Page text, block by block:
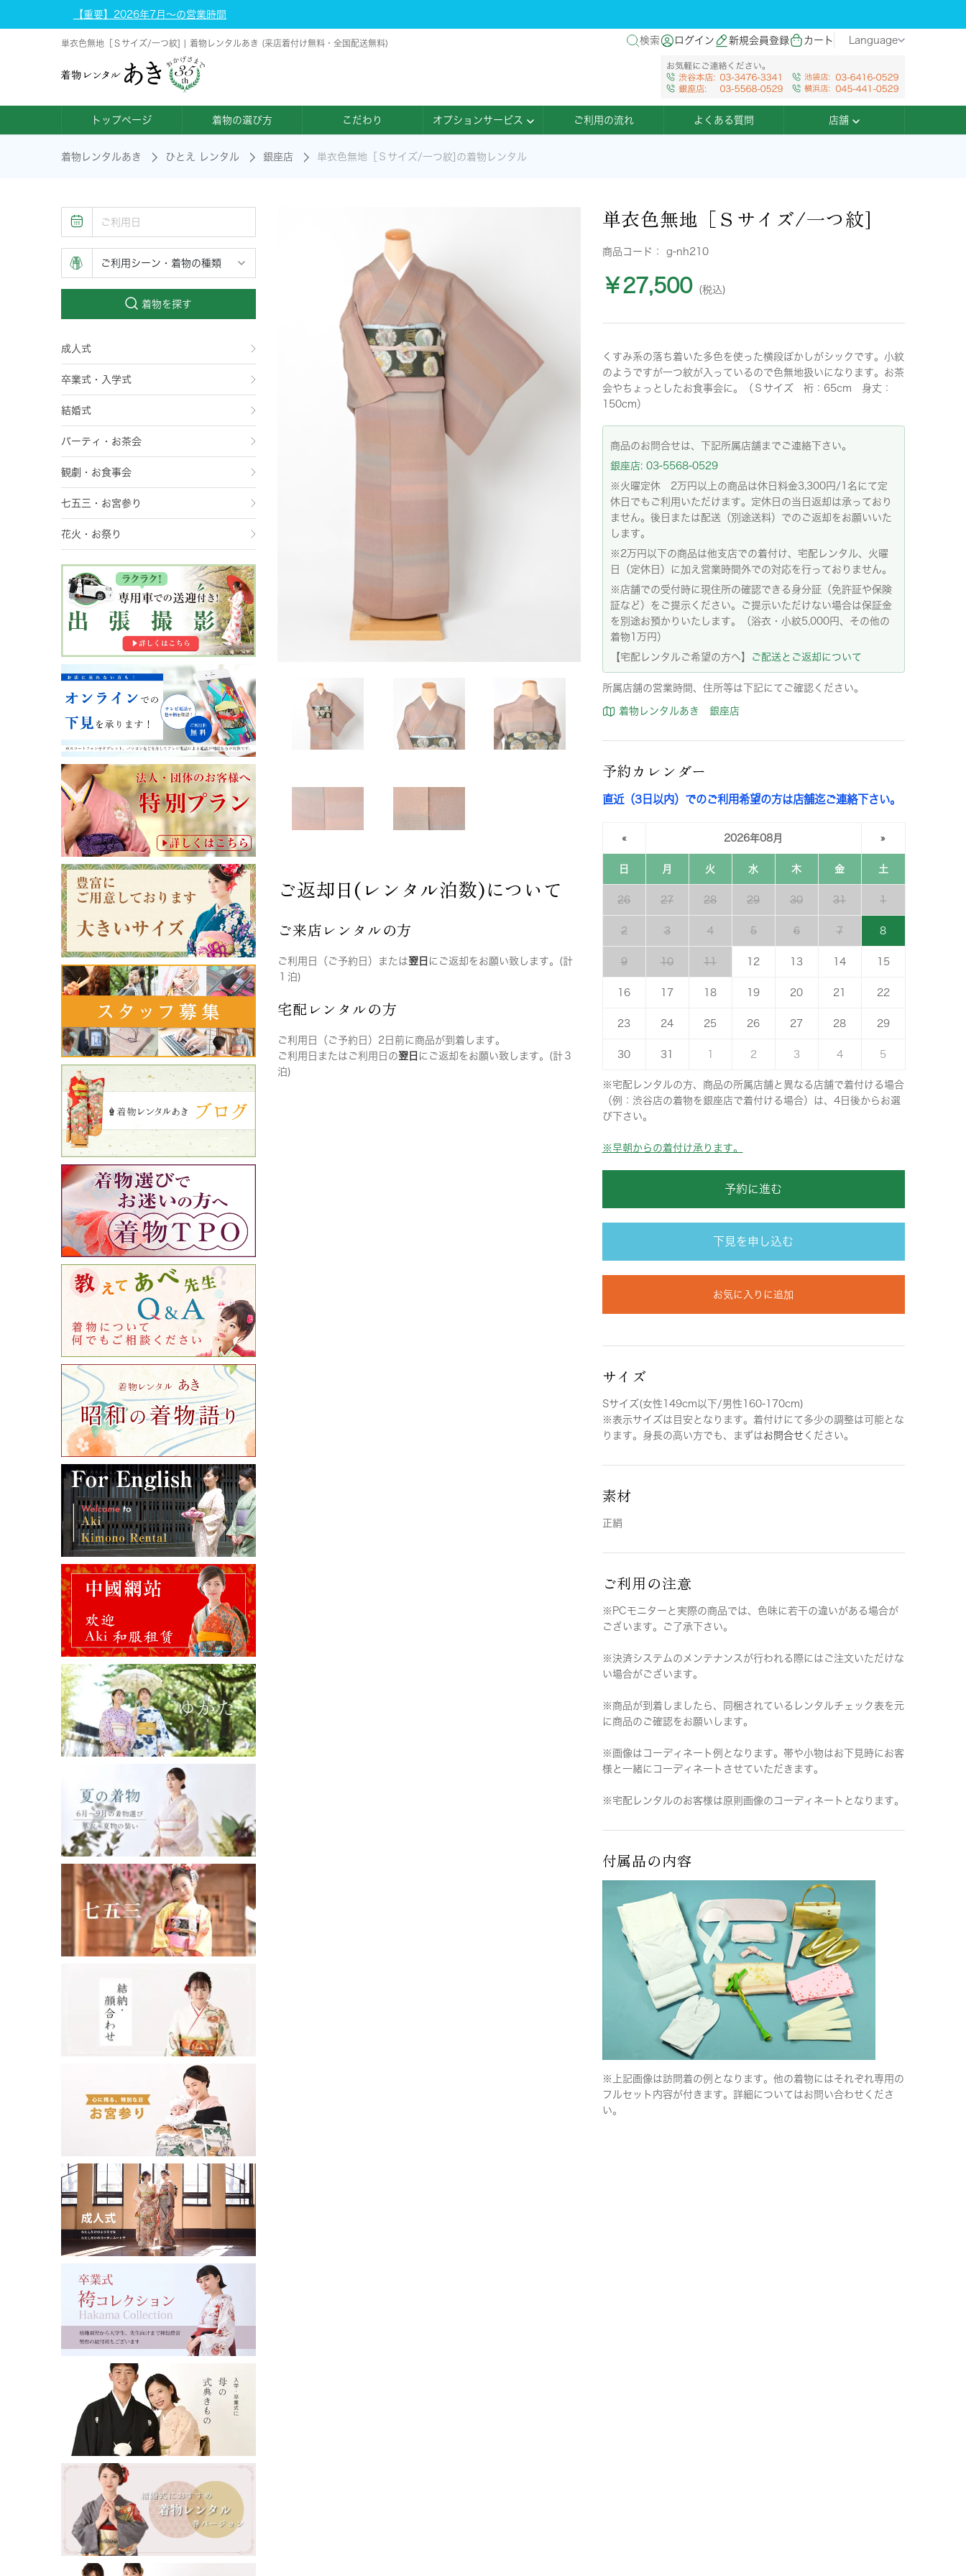
【重要】2026年7月～の営業時間
単衣色無地［Ｓサイズ/一つ紋] | 着物レンタルあき (来店着付け無料・全国配送無料) 検索 ログイン 新規会員登録 カート Language
トップページ 着物の選び方 こだわり オプションサービス ご利用の流れ よくある質問 店舗
着物レンタルあき ひとえ レンタル 銀座店 単衣色無地［Ｓサイズ/一つ紋]の着物レンタル
着物を探す
成人式
卒業式・入学式
結婚式
パーティ・お茶会
観劇・お食事会
七五三・お宮参り
花火・お祭り
ご返却日(レンタル泊数)について
ご来店レンタルの方
ご利用日（ご予約日）または翌日 にご返却をお願い致します。(計
１泊)
宅配レンタルの方
ご利用日（ご予約日）2日前に商品が到着します。
ご利用日またはご利用日の翌日 にご返却をお願い致します。(計３
泊)
単衣色無地［Ｓサイズ/一つ紋]
商品コード： g-nh210
￥27,500 (税込)
くすみ系の落ち着いた多色を使った横段ぼかしがシックです。小紋
のようですが一つ紋が入っているので色無地扱いになります。お茶
会やちょっとしたお食事会に。（Ｓサイズ 裄：65cm 身丈：
150cm）
商品のお問合せは、下記所属店舗までご連絡下さい。
銀座店: 03-5568-0529
※火曜定休 2万円以上の商品は休日料金3,300円/1名にて定
休日でもご利用いただけます。定休日の当日返却は承っており
ません。後日または配送（別途送料）でのご返却をお願いいた
します。
※2万円以下の商品は他支店での着付け、宅配レンタル、火曜
日（定休日）に加え営業時間外での対応を行っておりません。
※店舗での受付時に現住所の確認できる身分証（免許証や保険
証など）をご提示ください。ご提示いただけない場合は保証金
を別途お預かりいたします。（浴衣・小紋5,000円、その他の
着物1万円）
【宅配レンタルご希望の方へ】
ご配送とご返却について
所属店舗の営業時間、住所等は下記にてご確認ください。
着物レンタルあき 銀座店
予約カレンダー
直近（3日以内）でのご利用希望の方は店舗迄ご連絡下さい。
« 2026年08月 »
日 月 火 水 木 金 土
26 27 28 29 30 31 1
2 3 4 5 6 7 8
9 10 11 12 13 14 15
16 17 18 19 20 21 22
23 24 25 26 27 28 29
30 31 2 3 4 5
※宅配レンタルの方、商品の所属店舗と異なる店舗で着付ける場合
（例：渋谷店の着物を銀座店で着付ける場合）は、4日後からお選
び下さい。
※早朝からの着付け承ります。
予約に進む
下見を申し込む
お気に入りに追加
サイズ
Sサイズ(女性149cm以下/男性160-170cm)
※表示サイズは目安となります。着付けにて多少の調整は可能とな
ります。身長の高い方でも、まずはお問合せ ください。
素材
正絹
ご利用の注意
※PCモニターと実際の商品では、色味に若干の違いがある場合が
ございます。ご了承下さい。
※決済システムのメンテナンスが行われる際にはご注文いただけな
い場合がございます。
※商品が到着しましたら、同梱されているレンタルチェック表を元
に商品のご確認をお願いします。
※画像はコーディネート例となります。帯や小物はお下見時にお客
様と一緒にコーディネートさせていただきます。
※宅配レンタルのお客様は原則画像のコーディネートとなります。
付属品の内容
※上記画像は訪問着の例となります。他の着物にはそれぞれ専用の
フルセット内容が付きます。詳細についてはお問い合わせくださ
い。